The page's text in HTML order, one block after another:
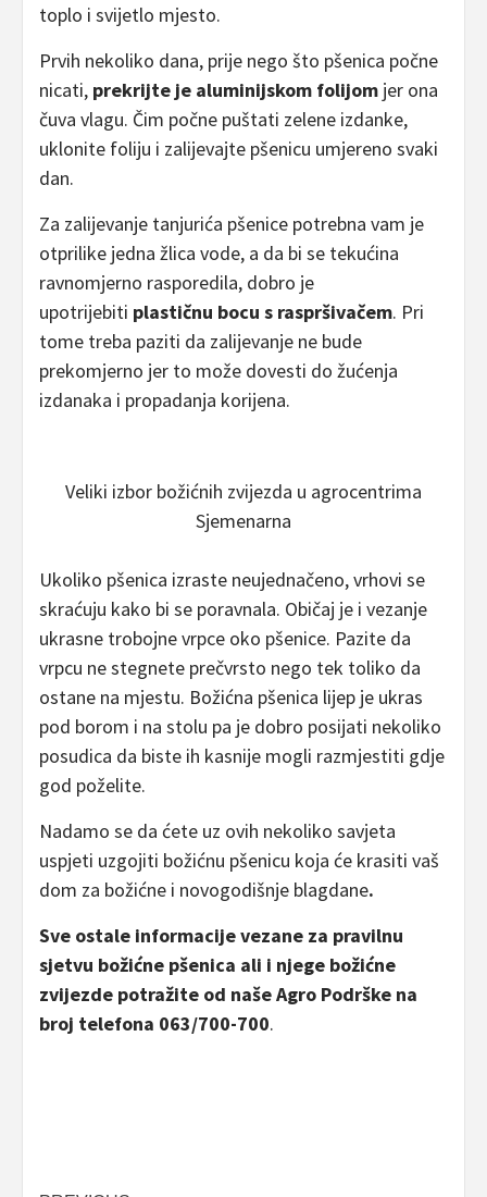
toplo i svijetlo mjesto.
Prvih nekoliko dana, prije nego što pšenica počne
nicati, prekrijte je aluminijskom folijom jer ona
čuva vlagu. Čim počne puštati zelene izdanke,
uklonite foliju i zalijevajte pšenicu umjereno svaki
dan.
Za zalijevanje tanjurića pšenice potrebna vam je
otprilike jedna žlica vode, a da bi se tekućina
ravnomjerno rasporedila, dobro je
upotrijebiti plastičnu bocu s raspršivačem. Pri
tome treba paziti da zalijevanje ne bude
prekomjerno jer to može dovesti do žućenja
izdanaka i propadanja korijena.
Veliki izbor božićnih zvijezda u agrocentrima
Sjemenarna
Ukoliko pšenica izraste neujednačeno, vrhovi se
skraćuju kako bi se poravnala. Običaj je i vezanje
ukrasne trobojne vrpce oko pšenice. Pazite da
vrpcu ne stegnete prečvrsto nego tek toliko da
ostane na mjestu. Božićna pšenica lijep je ukras
pod borom i na stolu pa je dobro posijati nekoliko
posudica da biste ih kasnije mogli razmjestiti gdje
god poželite.
Nadamo se da ćete uz ovih nekoliko savjeta
uspjeti uzgojiti božićnu pšenicu koja će krasiti vaš
dom za božićne i novogodišnje blagdane.
Sve ostale informacije vezane za pravilnu
sjetvu božićne pšenica ali i njege božićne
zvijezde potražite od naše Agro Podrške na
broj telefona 063/700-700.